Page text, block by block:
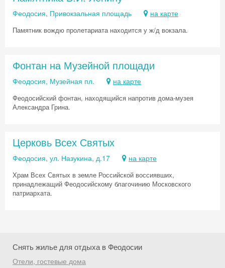
Феодосия, Привокзальная площадь на карте
Памятник вождю пролетариата находится у ж/д вокзала.
Фонтан на Музейной площади
Феодосия, Музейная пл. на карте
Феодосийский фонтан, находящийся напротив дома-музея
Александра Грина.
Церковь Всех Святых
Феодосия, ул. Назукина, д.17 на карте
Храм Всех Святых в земле Российской воссиявших,
принадлежащий Феодосийскому благочинию Московского
патриархата.
Снять жилье для отдыха в Феодосии
Отели, гостевые дома